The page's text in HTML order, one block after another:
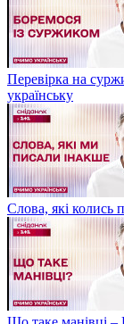
Перевірка на
українську
Слова, які колись